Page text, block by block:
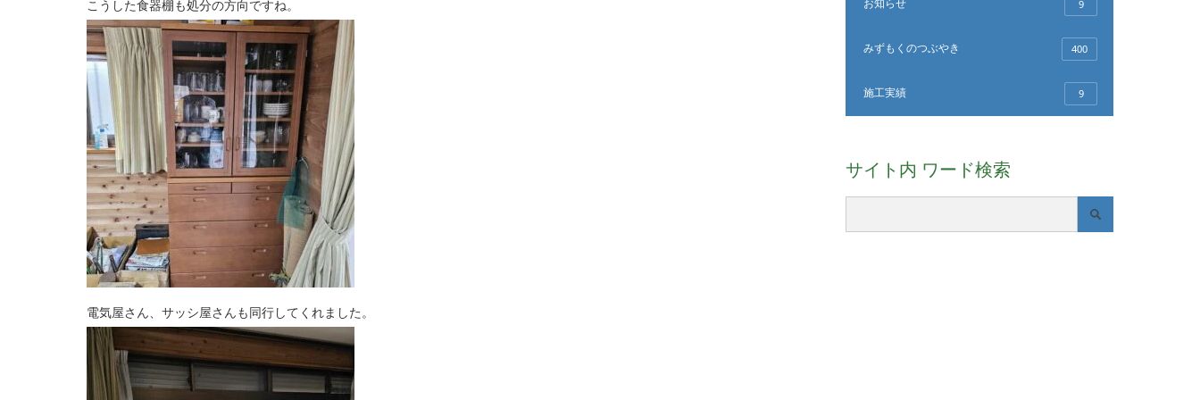
こうした食器棚も処分の方向ですね。
電気屋さん、サッシ屋さんも同行してくれました。
お知らせ 9
みずもくのつぶやき 400
施工実績 9
サイト内 ワード検索